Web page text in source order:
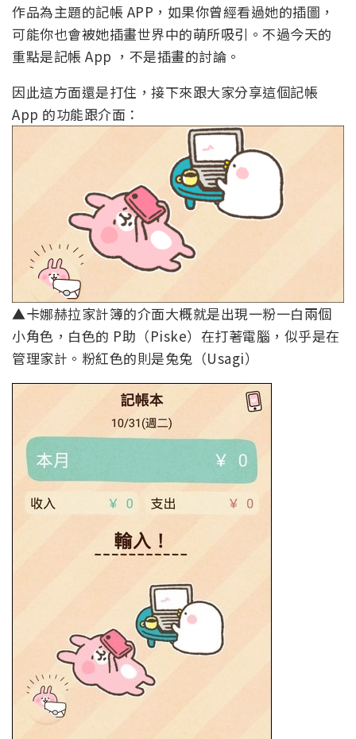
作品為主題的記帳 APP，如果你曾經看過她的插圖，
可能你也會被她插畫世界中的萌所吸引。不過今天的
重點是記帳 App ，不是插畫的討論。
因此這方面還是打住，接下來跟大家分享這個記帳
App 的功能跟介面：
▲卡娜赫拉家計簿的介面大概就是出現一粉一白兩個
小角色，白色的 P助（Piske）在打著電腦，似乎是在
管理家計。粉紅色的則是兔兔（Usagi）